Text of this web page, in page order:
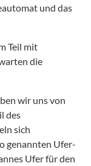
und das
Teil mit
die
wir uns von
des
sich
genannten Ufer-
Ufer für den